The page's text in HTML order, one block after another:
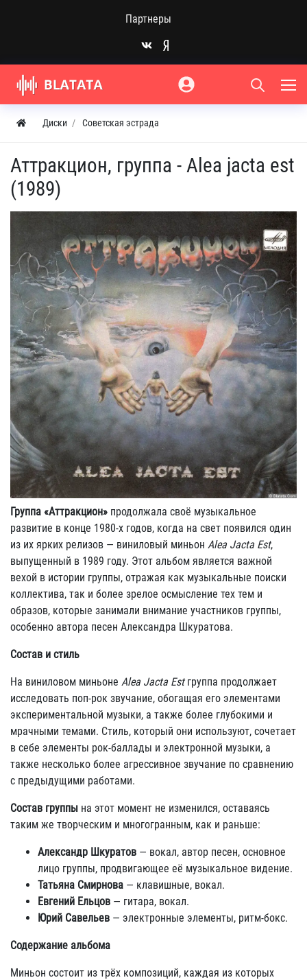
Партнеры
Диски Советская эстрада
Аттракцион, группа - Alea jacta est
(1989)
Группа «Аттракцион» продолжала своё музыкальное
развитие в конце 1980-х годов, когда на свет появился один
из их ярких релизов — виниловый миньон Alea Jacta Est,
выпущенный в 1989 году. Этот альбом является важной
вехой в истории группы, отражая как музыкальные поиски
коллектива, так и более зрелое осмысление тех тем и
образов, которые занимали внимание участников группы,
особенно автора песен Александра Шкуратова.
Состав и стиль
На виниловом миньоне Alea Jacta Estгруппа продолжает
исследовать поп-рок звучание, обогащая его элементами
экспериментальной музыки, а также более глубокими и
мрачными темами. Стиль, который они используют, сочетает
в себе элементы рок-баллады и электронной музыки, а
также несколько более агрессивное звучание по сравнению
с предыдущими работами.
Состав группы на этот момент не изменился, оставаясь
таким же творческим и многогранным, как и раньше:
Александр Шкуратов — вокал, автор песен, основное
лицо группы, продвигающее её музыкальное видение.
Татьяна Смирнова — клавишные, вокал.
Евгений Ельцов — гитара, вокал.
Юрий Савельев — электронные элементы, ритм-бокс.
Содержание альбома
Миньон состоит из трёх композиций, каждая из которых